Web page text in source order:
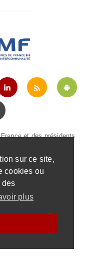
sur ce site,
cookies ou
des
plus
et des présidents